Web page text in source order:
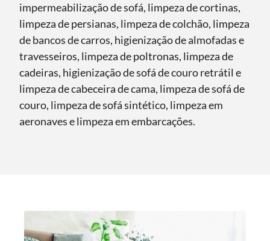
impermeabilização de sofá, limpeza de cortinas,
limpeza de persianas, limpeza de colchão, limpeza
de bancos de carros, higienização de almofadas e
travesseiros, limpeza de poltronas, limpeza de
cadeiras, higienização de sofá de couro retrátil e
limpeza de cabeceira de cama, limpeza de sofá de
couro, limpeza de sofá sintético, limpeza em
aeronaves e limpeza em embarcações.